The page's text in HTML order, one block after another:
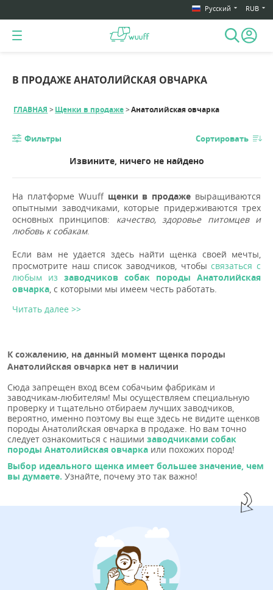
Русский RUB
В ПРОДАЖЕ АНАТОЛИЙСКАЯ ОВЧАРКА
ГЛАВНАЯ Щенки в продаже Анатолийская овчарка
Фильтры Сортировать
Извините, ничего не найдено
На платформе Wuuff щенки в продаже выращиваются
опытными заводчиками, которые придерживаются трех
основных принципов: качество, здоровье питомцев и
любовь к собакам.
Если вам не удается здесь найти щенка своей мечты,
просмотрите наш список заводчиков, чтобысвязаться с
любым из заводчиков собак породы Анатолийская
овчарка, с которыми мы имеем честь работать.
Читать далее >>
К сожалению, на данный момент щенка породы
Анатолийская овчарка нет в наличии
Сюда запрещен вход всем собачьим фабрикам и
заводчикам-любителям! Мы осуществляем специальную
проверку и тщательно отбираем лучших заводчиков,
вероятно, именно поэтому вы еще здесь не видите щенков
породы Анатолийская овчарка в продаже. Но вам точно
следует ознакомиться с нашими заводчиками собак
породы Анатолийская овчарка или похожих пород!
Выбор идеального щенка имеет большее значение, чем
вы думаете. Узнайте, почему это так важно!